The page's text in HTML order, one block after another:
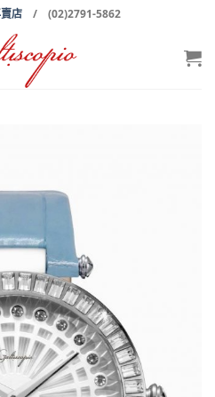
店 / (02)2791-5862